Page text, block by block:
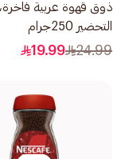
ذوق قهوة عربية
التحضير 250جرام
24.99
19.99